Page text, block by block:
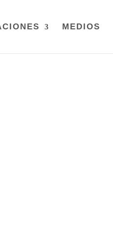
MEDIOS